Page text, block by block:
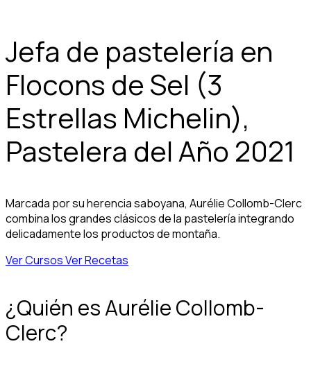
Jefa de pastelería en
Flocons de Sel (3
Estrellas Michelin),
Pastelera del Año 2021
Marcada por su herencia saboyana, Aurélie Collomb-Clerc
combina los grandes clásicos de la pastelería integrando
delicadamente los productos de montaña.
Ver CursosVer Recetas
¿Quién es Aurélie Collomb-
Clerc?